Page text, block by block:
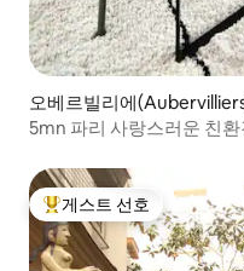
오베르빌리에
5mn 파리 사랑스러운 친
상위 게스트 선호
게스트 선호